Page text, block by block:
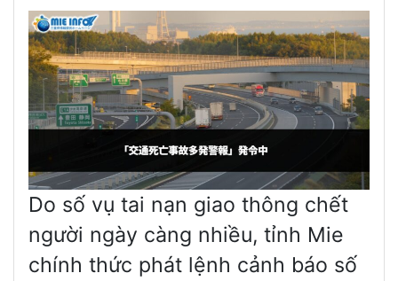
Do số vụ tai nạn giao thông chết
người ngày càng nhiều, tỉnh Mie
chính thức phát lệnh cảnh báo số